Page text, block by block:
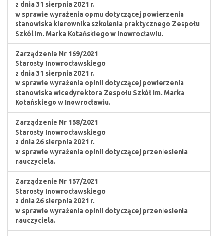
z dnia 31 sierpnia 2021 r.
w sprawie wyrażenia opmu dotyczącej powierzenia
stanowiska kierownika szkolenia praktycznego Zespołu
Szkól im. Marka Kotańskiego w Inowrocławiu.
Zarządzenie Nr 169/2021
Starosty Inowrocławskiego
z dnia 31 sierpnia 2021 r.
w sprawie wyrażenia opinii dotyczącej powierzenia
stanowiska wicedyrektora Zespołu Szkół im. Marka
Kotańskiego w Inowrocławiu.
Zarządzenie Nr 168/2021
Starosty Inowrocławskiego
z dnia 26 sierpnia 2021 r.
w sprawie wyrażenia opinii dotyczącej przeniesienia
nauczyciela.
Zarządzenie Nr 167/2021
Starosty Inowrocławskiego
z dnia 26 sierpnia 2021 r.
w sprawie wyrażenia opinii dotyczącej przeniesienia
nauczyciela.